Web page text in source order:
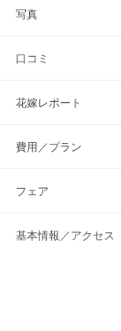
写真
口コミ
花嫁レポート
費用／プラン
フェア
基本情報／アクセス